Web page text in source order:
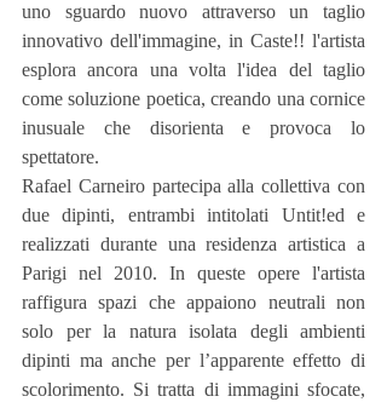
uno sguardo nuovo attraverso un taglio
innovativo dell'immagine, in Caste!! l'artista
esplora ancora una volta l'idea del taglio
come soluzione poetica, creando una cornice
inusuale che disorienta e provoca lo
spettatore.
Rafael Carneiro partecipa alla collettiva con
due dipinti, entrambi intitolati Untit!ed e
realizzati durante una residenza artistica a
Parigi nel 2010. In queste opere l'artista
raffigura spazi che appaiono neutrali non
solo per la natura isolata degli ambienti
dipinti ma anche per l’apparente effetto di
scolorimento. Si tratta di immagini sfocate,